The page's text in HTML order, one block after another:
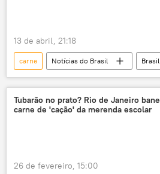
pecuária
Paraguai
União Europeia
13 de abril, 21:18
carne Notícias do Brasil
Brasil
Conab
Companhia Nacional de Abastecimento
carne de frango
carne bovina
exportações
agronegócio
Tubarão no prato? Rio de Janeiro bane
carne de 'cação' da merenda escolar
26 de fevereiro, 15:00